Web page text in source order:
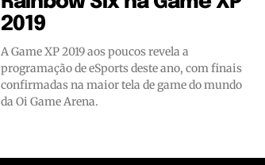
2019
A Game XP 2019 aos poucos revela a
programação de eSports deste ano, com finais
confirmadas na maior tela de game do mundo
da Oi Game Arena.